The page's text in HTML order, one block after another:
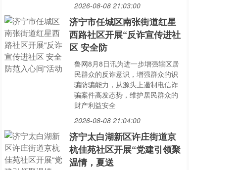
2026-08-08 21:03:00
济宁市任城区南张街道红星
西路社区开展“反诈宣传进社
区 安全防
鲁网8月8日讯为进一步增强辖区居
民群众的反诈意识，增强群众的识
骗防骗能力，从源头上遏制电信诈
骗案件高发态势，维护居民群众的
财产利益安全
2026-08-08 21:04:00
济宁太白湖新区许庄街道京
杭佳苑社区开展“党建引领聚
温情，夏送